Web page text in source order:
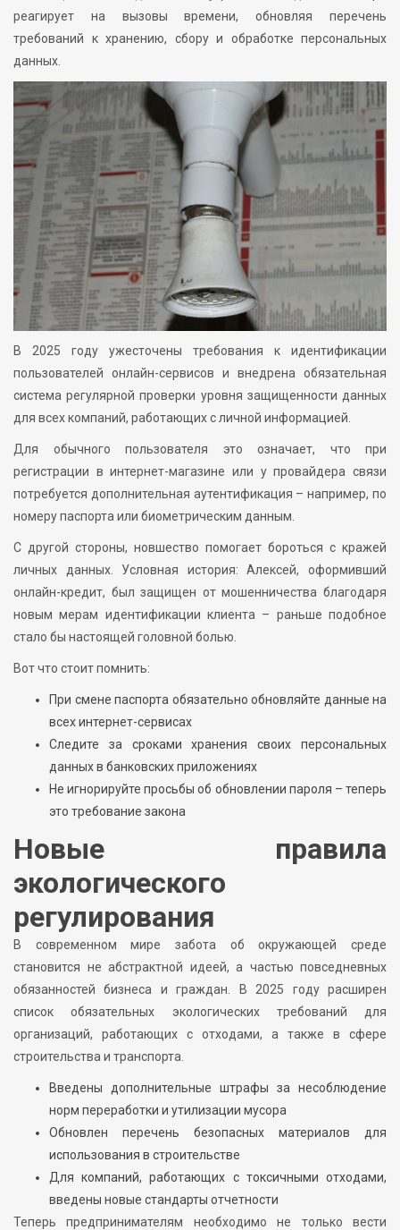
реагирует на вызовы времени, обновляя перечень
требований к хранению, сбору и обработке персональных
данных.
В 2025 году ужесточены требования к идентификации
пользователей онлайн-сервисов и внедрена обязательная
система регулярной проверки уровня защищенности данных
для всех компаний, работающих с личной информацией.
Для обычного пользователя это означает, что при
регистрации в интернет-магазине или у провайдера связи
потребуется дополнительная аутентификация – например, по
номеру паспорта или биометрическим данным.
С другой стороны, новшество помогает бороться с кражей
личных данных. Условная история: Алексей, оформивший
онлайн-кредит, был защищен от мошенничества благодаря
новым мерам идентификации клиента – раньше подобное
стало бы настоящей головной болью.
Вот что стоит помнить:
При смене паспорта обязательно обновляйте данные на
всех интернет-сервисах
Следите за сроками хранения своих персональных
данных в банковских приложениях
Не игнорируйте просьбы об обновлении пароля – теперь
это требование закона
Новые правила
экологического
регулирования
В современном мире забота об окружающей среде
становится не абстрактной идеей, а частью повседневных
обязанностей бизнеса и граждан. В 2025 году расширен
список обязательных экологических требований для
организаций, работающих с отходами, а также в сфере
строительства и транспорта.
Введены дополнительные штрафы за несоблюдение
норм переработки и утилизации мусора
Обновлен перечень безопасных материалов для
использования в строительстве
Для компаний, работающих с токсичными отходами,
введены новые стандарты отчетности
Теперь предпринимателям необходимо не только вести